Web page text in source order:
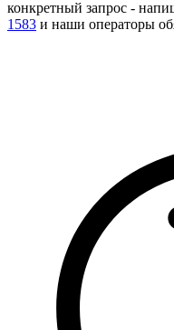
конкретный запрос -
1583 и наши операторы